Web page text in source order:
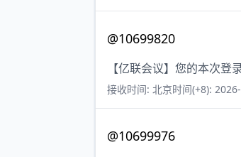
@10699820
【亿联会议】您的本次登
接收时间: 北京时间(+8):
@10699976